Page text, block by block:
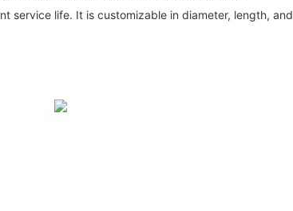
service life. It is customizable in diameter, length, and